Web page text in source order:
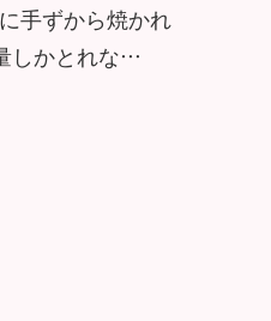
手ずから焼かれ
しかとれな…